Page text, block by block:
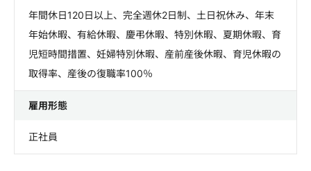
年間休日120日以上、完全週休2日制、土日祝休み、年末
年始休暇、有給休暇、慶弔休暇、特別休暇、夏期休暇、育
児短時間措置、妊婦特別休暇、産前産後休暇、育児休暇の
取得率、産後の復職率100％
雇用形態
正社員